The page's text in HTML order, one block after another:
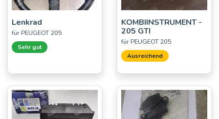
Lenkrad
für PEUGEOT 205
Sehr gut
KOMBIINSTRUMENT -
205 GTI
für PEUGEOT 205
Ausreichend